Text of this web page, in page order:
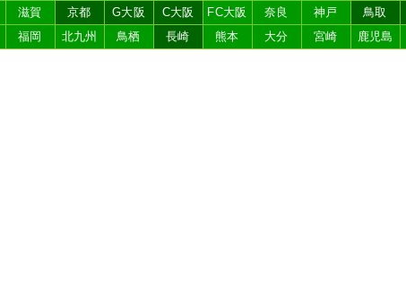
滋賀 京都 G大阪 C大阪 FC大阪 奈良 神戸 鳥取
福岡 北九州 鳥栖 長崎 熊本 大分 宮崎 鹿児島